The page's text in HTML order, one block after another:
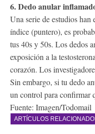
6. Dedo anular
Una serie de estudios
índice (puntero), es
tus 40s y 50s. Los dedos
exposición a la
corazón. Los
Sin embargo, si tu dedo
un control para confirmar
Fuente: Imagen/Todomail
ARTÍCULOS